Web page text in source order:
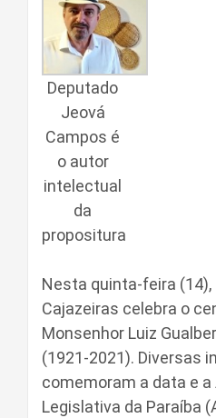
Deputado
Jeová
Campos é
o autor
intelectual
da
propositura
Nesta quinta-feira (14),
Cajazeiras celebra o
Monsenhor Luiz
(1921-2021). Diversas
comemoram a data e
Legislativa da Paraíba